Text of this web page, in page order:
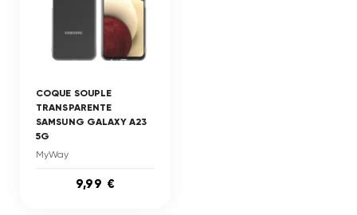
COQUE SOUPLE
TRANSPARENTE
SAMSUNG GALAXY A23
5G
MyWay
9,99 €